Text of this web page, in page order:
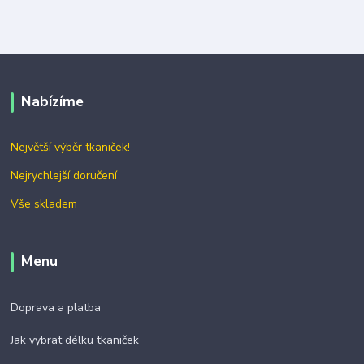
Nabízíme
Největší výběr tkaniček!
Nejrychlejší doručení
Vše skladem
Menu
Doprava a platba
Jak vybrat délku tkaniček